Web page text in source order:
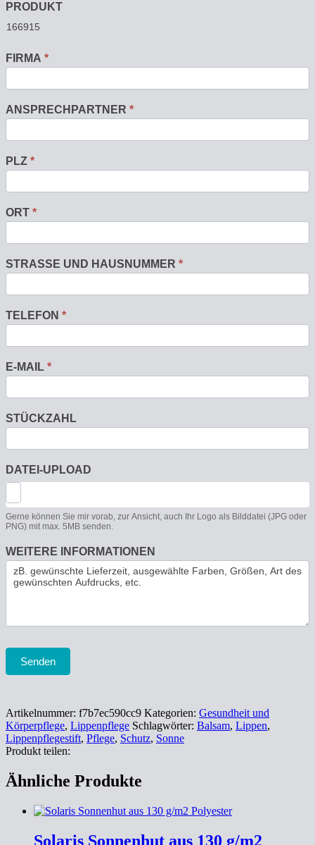
PRODUKT
FIRMA *
ANSPRECHPARTNER *
PLZ *
ORT *
STRASSE UND HAUSNUMMER *
TELEFON *
E-MAIL *
STÜCKZAHL
DATEI-UPLOAD
Gerne können Sie mir vorab, zur Ansicht, auch Ihr Logo als Bilddatei (JPG oder
PNG) mit max. 5MB senden.
WEITERE INFORMATIONEN
Senden
Artikelnummer: f7b7ec590cc9 Kategorien: Gesundheit und
Körperpflege, Lippenpflege Schlagwörter: Balsam, Lippen,
Lippenpflegestift, Pflege, Schutz, Sonne
Produkt teilen:
Ähnliche Produkte
Solaris Sonnenhut aus 130 g/m2